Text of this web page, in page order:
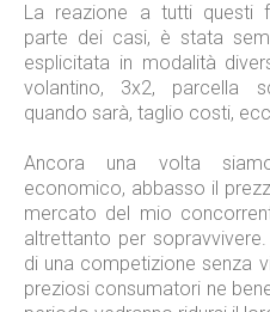
La reazione a tutti questi
parte dei casi, è stata
esplicitata in modalità
volantino, 3x2, parcella
quando sarà, taglio costi,
Ancora una volta
economico, abbasso il
mercato del mio
altrettanto per
di una competizione senza
preziosi consumatori ne